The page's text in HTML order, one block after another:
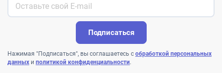
Подписаться
Нажимая "Подписаться", вы соглашаетесь с обработкой персональных
данных и политикой конфиденциальности.